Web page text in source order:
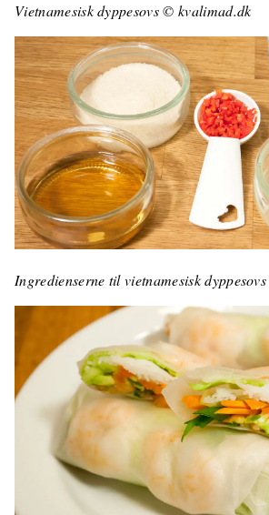
Vietnamesisk dyppesovs © kvalimad.dk
Ingredienserne til vietnamesisk